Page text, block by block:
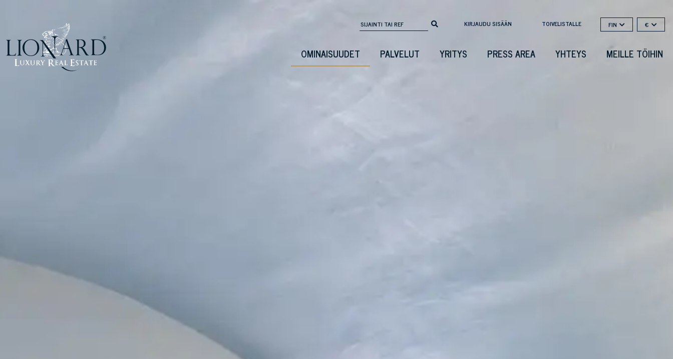
KIRJAUDU SISÄÄN TOIVELISTALLE FIN €
OMINAISUUDET PALVELUT YRITYS PRESS AREA YHTEYS MEILLE TÖIHIN